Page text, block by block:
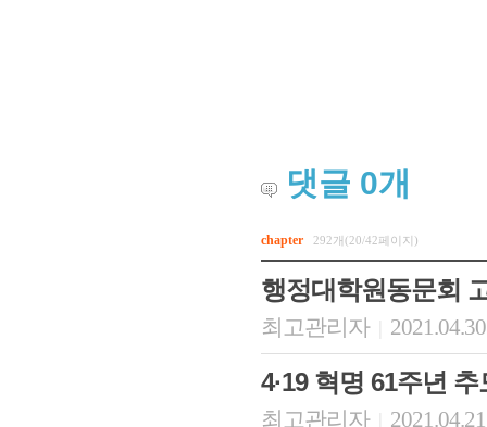
댓글 0개
chapter 292개(20/42페이지)
행정대학원동문회
최고관리자
4·19 혁명 61주년
최고관리자